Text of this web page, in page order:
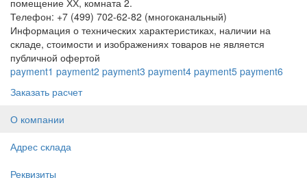
помещение ХХ, комната 2.
Телефон: +7 (499) 702-62-82 (многоканальный)
Информация о технических характеристиках, наличии на
складе, стоимости и изображениях товаров не является
публичной офертой
payment1 payment2 payment3 payment4 payment5 payment6
Заказать расчет
О компании
Адрес склада
Реквизиты